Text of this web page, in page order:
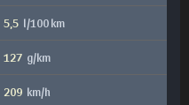
5,5 l/100 km
127 g/km
209 km/h